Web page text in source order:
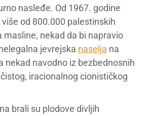
nasleđe. Od 1967. godine
od 800.000 palestinskih
masline, nekad da bi napravio
jevrejska naselja na
nekad navodno iz bezbednosnih
iracionalnog cionističkog
brali su plodove divljih